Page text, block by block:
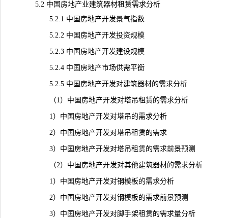
5.2 中国房地产业建筑器材租赁需求分析
5.2.1 中国房地产开发景气指数
5.2.2 中国房地产开发投资规模
5.2.3 中国房地产开发建设规模
5.2.4 中国房地产市场供需平衡
5.2.5 中国房地产开发对建筑器材的需求分析
（1）中国房地产开发对塔吊租赁的需求分析
1）中国房地产开发对塔吊的需求分析
2）中国房地产开发对塔吊租赁的需求
3）中国房地产开发对塔吊租赁的需求前景预测
（2）中国房地产开发对其他建筑器材的需求分析
1）中国房地产开发对钢模板的需求分析
2）中国房地产开发对钢模板的需求前景预测
3）中国房地产开发对脚手架租赁的需求量分析